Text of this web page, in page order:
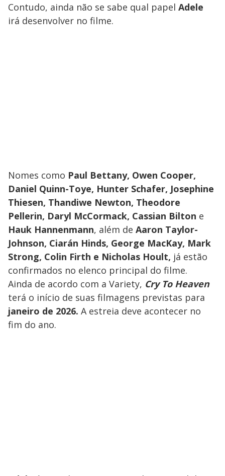
Contudo, ainda não se sabe qual papel Adele
irá desenvolver no filme.
Nomes como Paul Bettany, Owen Cooper,
Daniel Quinn-Toye, Hunter Schafer, Josephine
Thiesen, Thandiwe Newton, Theodore
Pellerin, Daryl McCormack, Cassian Bilton e
Hauk Hannenmann, além de Aaron Taylor-
Johnson, Ciarán Hinds, George MacKay, Mark
Strong, Colin Firth e Nicholas Hoult, já estão
confirmados no elenco principal do filme.
Ainda de acordo com a Variety, Cry To Heaven
terá o início de suas filmagens previstas para
janeiro de 2026. A estreia deve acontecer no
fim do ano.